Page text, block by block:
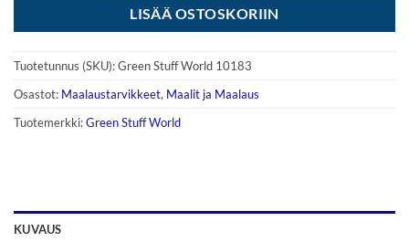
LISÄÄ OSTOSKORIIN
Tuotetunnus (SKU):Green Stuff World 10183
Osastot: Maalaustarvikkeet, Maalit ja Maalaus
Tuotemerkki:Green Stuff World
KUVAUS